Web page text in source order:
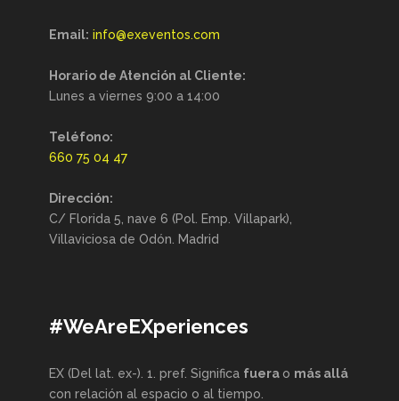
Email: info@exeventos.com
Horario de Atención al Cliente:
Lunes a viernes 9:00 a 14:00
Teléfono:
660 75 04 47
Dirección:
C/ Florida 5, nave 6 (Pol. Emp. Villapark),
Villaviciosa de Odón. Madrid
#WeAreEXperiences
EX (Del lat. ex-). 1. pref. Significa fuera o más allá
con relación al espacio o al tiempo.